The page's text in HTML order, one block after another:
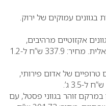
בגוונים עמוקים של ירוק.
אקזוטיים מרהיבים,
היוצרים אפקט עז עם השתקפות מטאלית. מחיר: 337.9 ש”ח ל-1.2
טרופיים של אדום פירותי,
זוהר בגווני פסטל, עם